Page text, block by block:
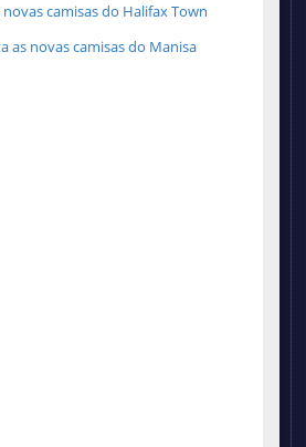
novas camisas do Halifax Town
as novas camisas do Manisa